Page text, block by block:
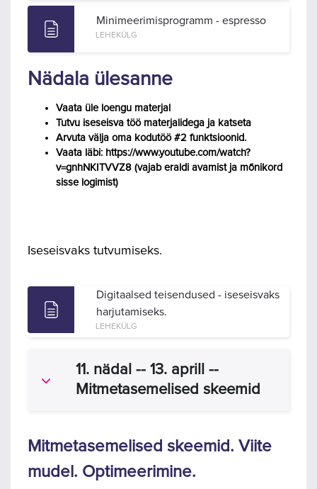
Minimeerimisprogramm - espresso
LEHEKÜLG
Nädala ülesanne
Vaata üle loengu materjal
Tutvu iseseisva töö materjalidega ja katseta
Arvuta välja oma kodutöö #2 funktsioonid.
Vaata läbi: https://www.youtube.com/watch?
v=gnhNKITVVZ8 (vajab eraldi avamist ja mõnikord
sisse logimist)
Iseseisvaks tutvumiseks.
Digitaalsed teisendused - iseseisvaks
harjutamiseks.
LEHEKÜLG
Ahenda
11. nädal -- 13. aprill --
Mitmetasemelised skeemid
Mitmetasemelised skeemid. Viite
mudel. Optimeerimine.